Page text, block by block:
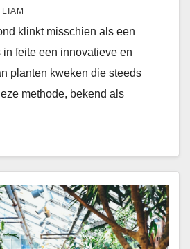
LIAM
klinkt misschien als een
in feite een innovatieve en
planten kweken die steeds
methode, bekend als